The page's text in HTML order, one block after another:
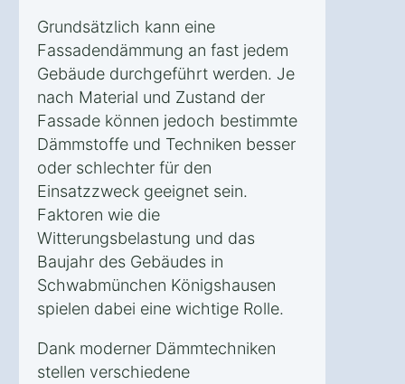
Grundsätzlich kann eine
Fassadendämmung an fast jedem
Gebäude durchgeführt werden. Je
nach Material und Zustand der
Fassade können jedoch bestimmte
Dämmstoffe und Techniken besser
oder schlechter für den
Einsatzzweck geeignet sein.
Faktoren wie die
Witterungsbelastung und das
Baujahr des Gebäudes in
Schwabmünchen Königshausen
spielen dabei eine wichtige Rolle.
Dank moderner Dämmtechniken
stellen verschiedene